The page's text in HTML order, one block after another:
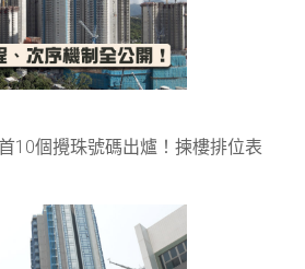
10個攪珠號碼出爐！揀樓排位表